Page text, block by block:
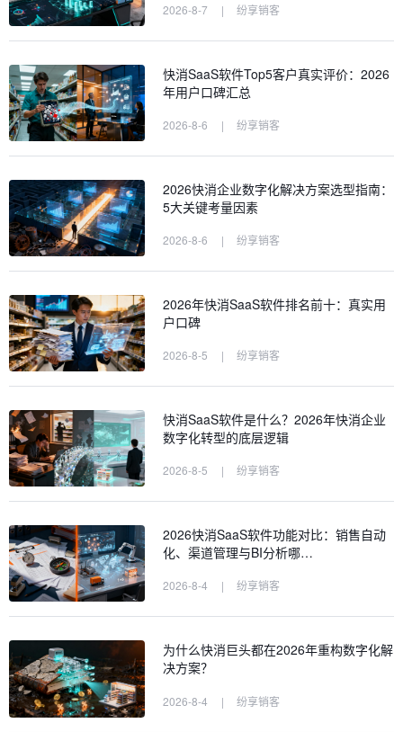
2026-8-7 | 纷享销客
快消SaaS软件Top5客户真实评价：2026
年用户口碑汇总
2026-8-6 | 纷享销客
2026快消企业数字化解决方案选型指南：
5大关键考量因素
2026-8-6 | 纷享销客
2026年快消SaaS软件排名前十：真实用
户口碑
2026-8-5 | 纷享销客
快消SaaS软件是什么？2026年快消企业
数字化转型的底层逻辑
2026-8-5 | 纷享销客
2026快消SaaS软件功能对比：销售自动
化、渠道管理与BI分析哪…
2026-8-4 | 纷享销客
为什么快消巨头都在2026年重构数字化解
决方案？
2026-8-4 | 纷享销客